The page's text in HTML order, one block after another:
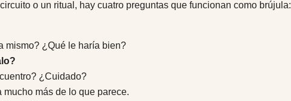
o un ritual, hay cuatro preguntas que funcionan como brújula:
mismo? ¿Qué le haría bien?
¿Cuidado?
más de lo que parece.